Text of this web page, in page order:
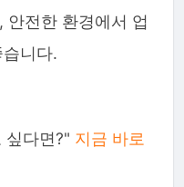
안전한 환경에서 업
니다.
싶다면?" 지금 바로